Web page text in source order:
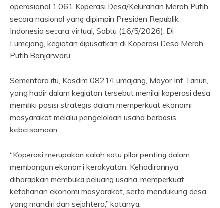
operasional 1.061 Koperasi Desa/Kelurahan Merah Putih
secara nasional yang dipimpin Presiden Republik
Indonesia secara virtual, Sabtu (16/5/2026). Di
Lumajang, kegiatan dipusatkan di Koperasi Desa Merah
Putih Banjarwaru.
Sementara itu, Kasdim 0821/Lumajang, Mayor Inf Tanuri,
yang hadir dalam kegiatan tersebut menilai koperasi desa
memiliki posisi strategis dalam memperkuat ekonomi
masyarakat melalui pengelolaan usaha berbasis
kebersamaan.
“Koperasi merupakan salah satu pilar penting dalam
membangun ekonomi kerakyatan. Kehadirannya
diharapkan membuka peluang usaha, memperkuat
ketahanan ekonomi masyarakat, serta mendukung desa
yang mandiri dan sejahtera,” katanya.